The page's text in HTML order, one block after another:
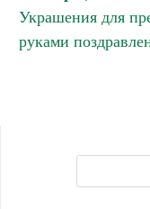
Украшения для
руками